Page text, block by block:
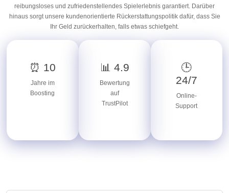
reibungsloses und zufriedenstellendes Spielerlebnis garantiert. Darüber
hinaus sorgt unsere kundenorientierte Rückerstattungspolitik dafür, dass Sie
Ihr Geld zurückerhalten, falls etwas schiefgeht.
⏰ 10
Jahre im
Boosting
📊 4.9
Bewertung
auf
TrustPilot
🕒
24/7
Online-
Support